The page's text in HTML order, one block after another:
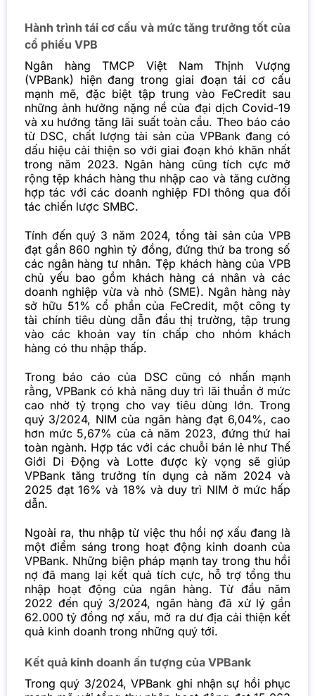
Hành trình tái cơ cấu và mức tăng trưởng tốt của
cổ phiếu VPB
Ngân hàng TMCP Việt Nam Thịnh Vượng
(VPBank) hiện đang trong giai đoạn tái cơ cấu
mạnh mẽ, đặc biệt tập trung vào FeCredit sau
những ảnh hưởng nặng nề của đại dịch Covid-19
và xu hướng tăng lãi suất toàn cầu. Theo báo cáo
từ DSC, chất lượng tài sản củaVPBank đang có
dấu hiệu cải thiện so với giai đoạn khó khăn nhất
trong năm 2023. Ngân hàng cũng tích cực mở
rộng tệp khách hàng thu nhập cao và tăng cường
hợp tác với các doanh nghiệp FDI thông qua đối
tác chiến lược SMBC.
Tính đến quý 3 năm 2024, tổng tài sản của VPB
đạt gần 860 nghìn tỷ đồng, đứng thứ ba trong số
các ngân hàng tư nhân. Tệp khách hàng của VPB
chủ yếu bao gồm khách hàng cá nhân và các
doanh nghiệp vừa và nhỏ (SME). Ngân hàng này
sở hữu 51% cổ phần của FeCredit, một công ty
tài chính tiêu dùng dẫn đầu thị trường, tập trung
vào các khoản vay tín chấp cho nhóm khách
hàng có thu nhập thấp.
Trong báo cáo của DSC cũng có nhấn mạnh
rằng, VPBank có khả năng duy trì lãi thuần ở mức
cao nhờ tỷ trọng cho vay tiêu dùng lớn. Trong
quý 3/2024, NIM của ngân hàng đạt 6,04%, cao
hơn mức 5,67% của cả năm 2023, đứng thứ hai
toàn ngành. Hợp tác với các chuỗi bán lẻ như Thế
Giới Di Động và Lotte được kỳ vọng sẽ giúp
VPBank tăng trưởng tín dụng cả năm 2024 và
2025 đạt 16% và 18% và duy trì NIM ở mức hấp
dẫn.
Ngoài ra, thu nhập từ việc thu hồi nợ xấu đang là
một điểm sáng trong hoạt động kinh doanh của
VPBank. Những biện pháp mạnh tay trong thu hồi
nợ đã mang lại kết quả tích cực, hỗ trợ tổng thu
nhập hoạt động của ngân hàng. Từ đầu năm
2022 đến quý 3/2024, ngân hàng đã xử lý gần
62.000 tỷ đồng nợ xấu, mở ra dư địa cải thiện kết
quả kinh doanh trong những quý tới.
Kết quả kinh doanh ấn tượng của VPBank
Trong quý 3/2024, VPBank ghi nhận sự hồi phục